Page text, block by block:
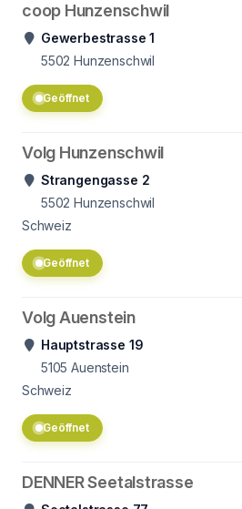
coop Hunzenschwil
Gewerbestrasse 1
5502 Hunzenschwil
Geöffnet
Volg Hunzenschwil
Strangengasse 2
5502 Hunzenschwil
Schweiz
Geöffnet
Volg Auenstein
Hauptstrasse 19
5105 Auenstein
Schweiz
Geöffnet
DENNER Seetalstrasse